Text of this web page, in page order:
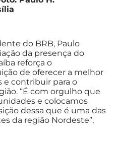
do BRB, Paulo
da presença do
reforça o
de oferecer a melhor
e contribuir para o
“É com orgulho que
e colocamos
dessa que é uma das
da região Nordeste”,